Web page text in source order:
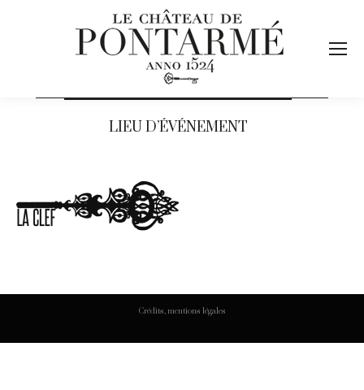
LIEU D’ÉVÉNEMENT
Crédits, mentions légales